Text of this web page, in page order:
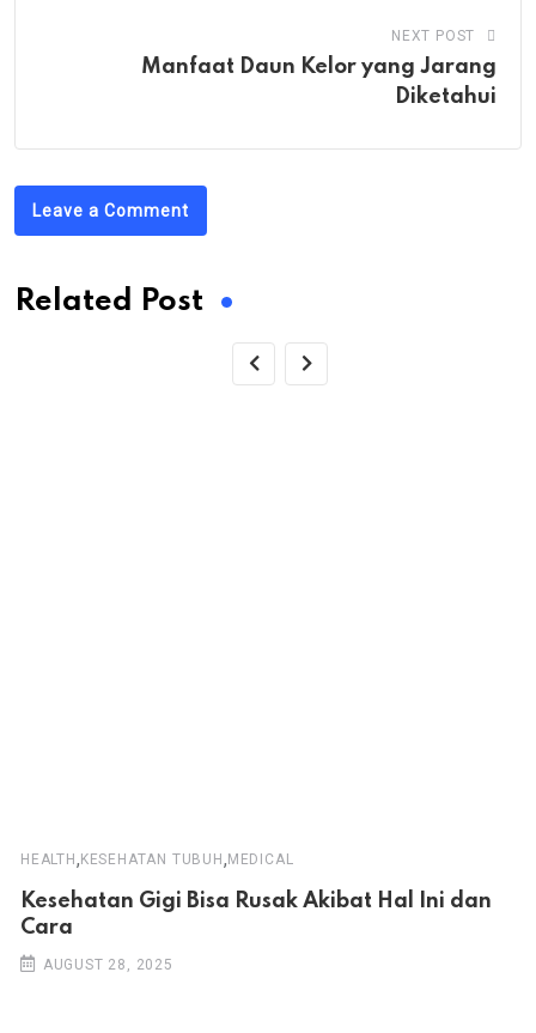
NEXT POST
Manfaat Daun Kelor yang Jarang
Diketahui
Leave a Comment
Related Post
HEALTH , KESEHATAN TUBUH , MEDICAL
Kesehatan Gigi Bisa Rusak Akibat Hal Ini dan
Cara
AUGUST 28, 2025